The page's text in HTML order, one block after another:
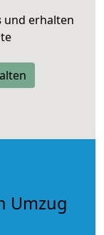
und erhalten
Umzug